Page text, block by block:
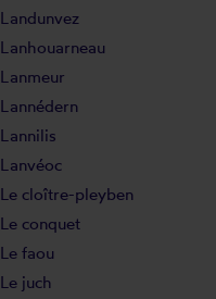
Landunvez
Lanhouarneau
Lanmeur
Lannédern
Lannilis
Lanvéoc
Le cloître-pleyben
Le conquet
Le faou
Le juch